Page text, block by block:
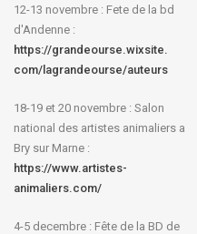
12-13 novembre : Fete de la bd
d'Andenne :
https://grandeourse.wixsite.
com/lagrandeourse/auteurs
18-19 et 20 novembre : Salon
national des artistes animaliers a
Bry sur Marne :
https://www.artistes-
animaliers.com/
4-5 decembre : Fête de la BD de